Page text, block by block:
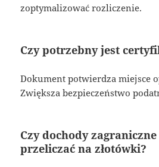
zoptymalizować rozliczenie.
Czy potrzebny jest
Dokument potwierdza miejsce
Zwiększa bezpieczeństwo
Czy dochody
przeliczać na złotówki?